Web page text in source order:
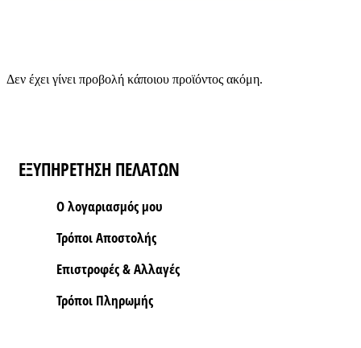
Δεν έχει γίνει προβολή κάποιου προϊόντος ακόμη.
ΕΞΥΠΗΡΕΤΗΣΗ ΠΕΛΑΤΩΝ
Ο λογαριασμός μου
Τρόποι Aποστολής
Επιστροφές & Αλλαγές
Τρόποι Πληρωμής